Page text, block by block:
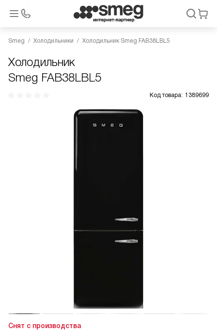
Smeg Холодильники Холодильник Smeg FAB38LBL5
Холодильник
Smeg FAB38LBL5
Код товара: 1389699
Снят с производства